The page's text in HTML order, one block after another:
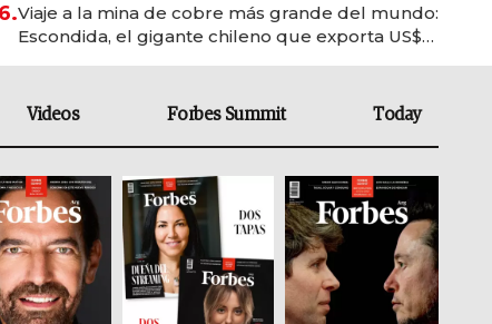
6.Viaje a la mina de cobre más grande del mundo:
Escondida, el gigante chileno que exporta US$
Videos Forbes Summit Today